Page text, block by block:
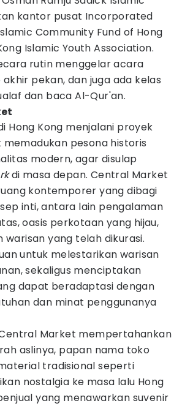
kantor pusat Incorporated
Community Fund of Hong
Islamic Youth Association.
rutin menggelar acara
pekan, dan juga ada kelas
dan baca Al-Qur'an.
Hong Kong menjalani proyek
memadukan pesona historis
modern, agar disulap
di masa depan. Central Market
kontemporer yang dibagi
inti, antara lain pengalaman
oasis perkotaan yang hijau,
warisan yang telah dikurasi.
untuk melestarikan warisan
sekaligus menciptakan
dapat beradaptasi dengan
dan minat penggunanya
Market mempertahankan
aslinya, papan nama toko
tradisional seperti
nostalgia ke masa lalu Hong
yang menawarkan suvenir